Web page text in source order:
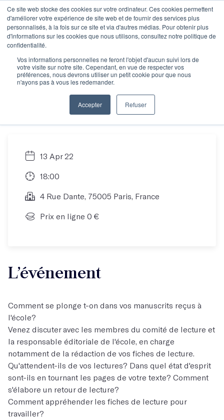
Ce site web stocke des cookies sur votre ordinateur. Ces cookies permettent
d'améliorer votre expérience de site web et de fournir des services plus
personnalisés, à la fois sur ce site et via d'autres médias. Pour obtenir plus
d'informations sur les cookies que nous utilisons, consultez notre politique de
confidentialité.
Vos informations personnelles ne feront l'objet d'aucun suivi lors de
votre visite sur notre site. Cependant, en vue de respecter vos
préférences, nous devrons utiliser un petit cookie pour que nous
n'ayons pas à vous les redemander.
Accepter Refuser
Tout savoir sur la
lecture de vos
manuscrits
13 Apr 22
18:00
4 Rue Dante, 75005 Paris, France
Prix en ligne 0 €
L’événement
Comment se plonge t-on dans vos manuscrits reçus à
l'école?
Venez discuter avec les membres du comité de lecture et
la responsable éditoriale de l'école, en charge
notamment de la rédaction de vos fiches de lecture.
Qu'attendent-ils de vos lectures? Dans quel état d'esprit
sont-ils en tournant les pages de votre texte? Comment
s'élabore un retour de lecture?
Comment appréhender les fiches de lecture pour
travailler?